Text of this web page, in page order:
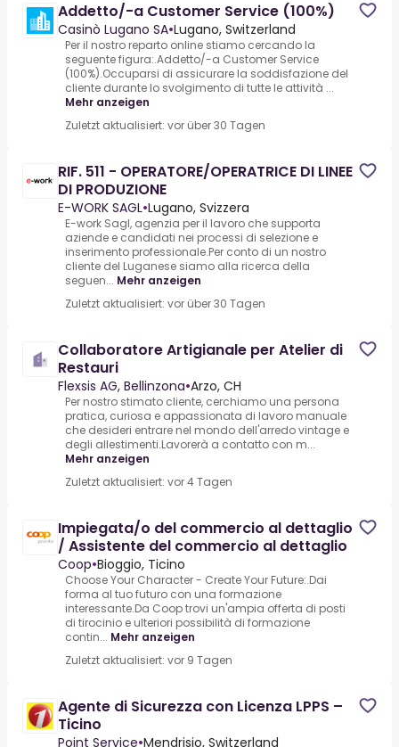
Addetto/-a Customer Service (100%)
Casinò Lugano SA•Lugano, Switzerland
Per il nostro reparto online stiamo cercando la
seguente figura:.Addetto/-a Customer Service
(100%).Occuparsi di assicurare la soddisfazione del
cliente durante lo svolgimento di tutte le attività ...
Mehr anzeigen
Zuletzt aktualisiert: vor über 30 Tagen
RIF. 511 - OPERATORE/OPERATRICE DI LINEE
DI PRODUZIONE
E-WORK SAGL•Lugano, Svizzera
E-work Sagl, agenzia per il lavoro che supporta
aziende e candidati nei processi di selezione e
inserimento professionale.Per conto di un nostro
cliente del Luganese siamo alla ricerca della
seguen... Mehr anzeigen
Zuletzt aktualisiert: vor über 30 Tagen
Collaboratore Artigianale per Atelier di
Restauri
Flexsis AG, Bellinzona•Arzo, CH
Per nostro stimato cliente, cerchiamo una persona
pratica, curiosa e appassionata di lavoro manuale
che desideri entrare nel mondo dell'arredo vintage e
degli allestimenti.Lavorerà a contatto con m...
Mehr anzeigen
Zuletzt aktualisiert: vor 4 Tagen
Impiegata/o del commercio al dettaglio
/ Assistente del commercio al dettaglio
Coop•Bioggio, Ticino
Choose Your Character - Create Your Future:.Dai
forma al tuo futuro con una formazione
interessante.Da Coop trovi un'ampia offerta di posti
di tirocinio e ulteriori possibilità di formazione
contin... Mehr anzeigen
Zuletzt aktualisiert: vor 9 Tagen
Agente di Sicurezza con Licenza LPPS –
Ticino
Point Service•Mendrisio, Switzerland